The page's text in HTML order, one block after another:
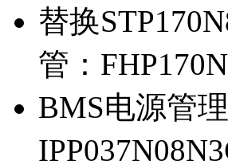
替换
管：
BMS电源管